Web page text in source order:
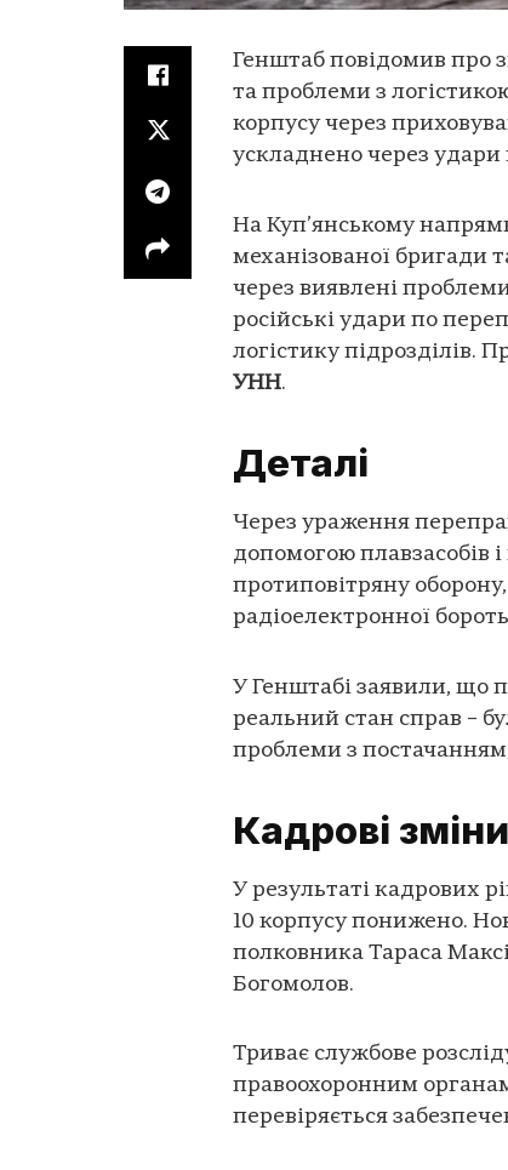
Генштаб повідомив про
та проблеми з
корпусу через
ускладнено через удари
На Куп’янському
механізованої бригади
через виявлені
російські удари по
логістику підрозділів.
УНН.
Деталі
Через ураження
допомогою
протиповітряну
радіоелектронної
У Генштабі заявили, що
реальний стан справ –
проблеми з
Кадрові зміни
У результаті кадрових
10 корпусу понижено.
полковника Тараса
Богомолов.
Триває службове
правоохоронним
перевіряється